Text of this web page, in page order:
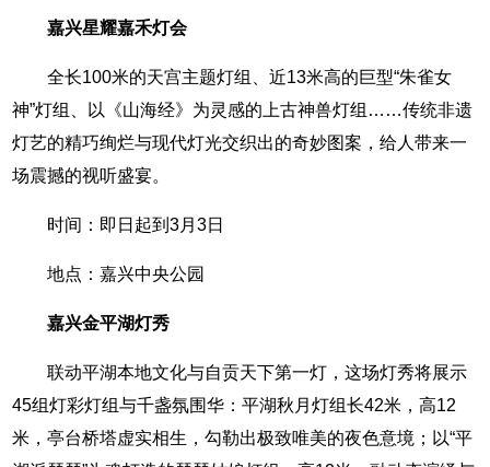
嘉兴星耀嘉禾灯会
全长100米的天宫主题灯组、近13米高的巨型“朱雀女
神”灯组、以《山海经》为灵感的上古神兽灯组……传统非遗
灯艺的精巧绚烂与现代灯光交织出的奇妙图案，给人带来一
场震撼的视听盛宴。
时间：即日起到3月3日
地点：嘉兴中央公园
嘉兴金平湖灯秀
联动平湖本地文化与自贡天下第一灯，这场灯秀将展示
45组灯彩灯组与千盏氛围华：平湖秋月灯组长42米，高12
米，亭台桥塔虚实相生，勾勒出极致唯美的夜色意境；以“平